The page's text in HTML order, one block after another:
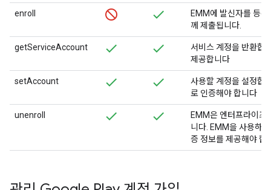
enroll
EMM에 발신자를 등
께 제출됩니다.
getServiceAccount
서비스 계정을 반환합
제공합니다
setAccount
사용할 계정을 설정합
로 인증해야 합니다
unenroll
EMM은 엔터프라이즈
니다. EMM을 사용하
증 정보를 제공해야 합